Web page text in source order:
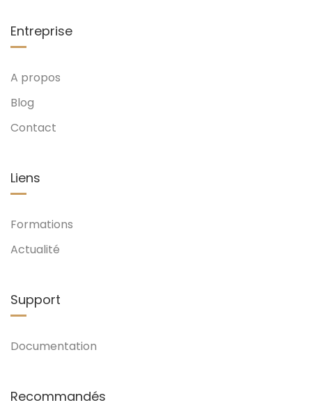
Entreprise
A propos
Blog
Contact
Liens
Formations
Actualité
Support
Documentation
Recommandés